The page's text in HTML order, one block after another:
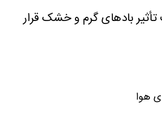
بادهای گرم و خشک قرار
هوا